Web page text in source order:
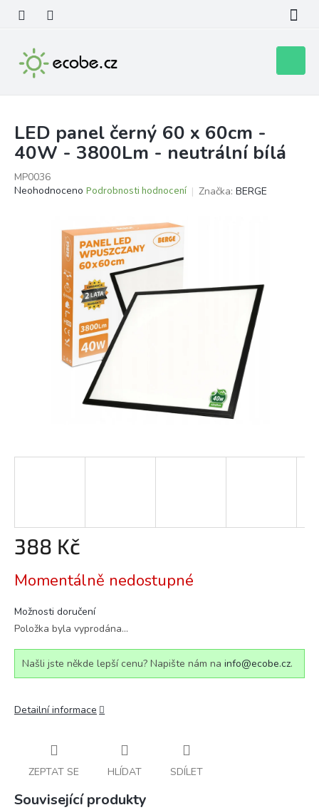
obsah
košík
LED panel černý 60 x 60cm -
40W - 3800Lm - neutrální bílá
MP0036
Průměrné
Neohodnoceno Podrobnosti hodnocení Značka: BERGE
388 Kč
cena:
Momentálně nedostupné
Možnosti doručení
Položka byla vyprodána…
Našli jste někde lepší cenu? Napište nám na info@ecobe.cz.
Detailní informace
ZEPTAT SE HLÍDAT SDÍLET
Související produkty